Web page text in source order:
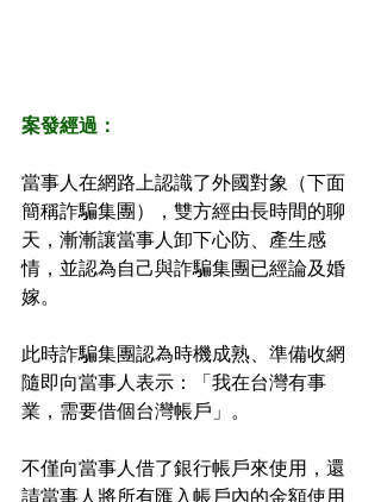
案發經過：
當事人在網路上認識了外國對象（下面
簡稱詐騙集團），雙方經由長時間的聊
天，漸漸讓當事人卸下心防、產生感
情，並認為自己與詐騙集團已經論及婚
嫁。
此時詐騙集團認為時機成熟、準備收網
隨即向當事人表示：「我在台灣有事
業，需要借個台灣帳戶」。
不僅向當事人借了銀行帳戶來使用，還
請當事人將所有匯入帳戶內的金額使用